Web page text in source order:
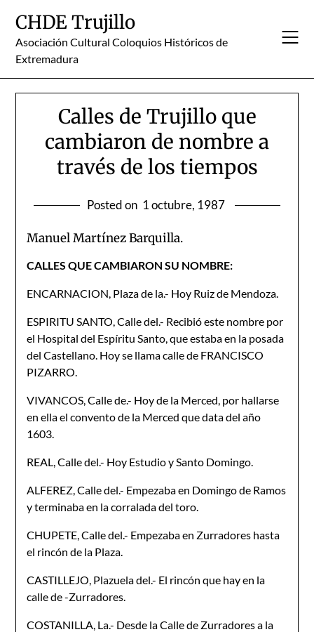
content
CHDE Trujillo
Asociación Cultural Coloquios Históricos de
Extremadura
Calles de Trujillo que
cambiaron de nombre a
través de los tiempos
Posted on 1 octubre, 1987
Manuel Martínez Barquilla.
CALLES QUE CAMBIARON SU NOMBRE:
ENCARNACION, Plaza de la.- Hoy Ruiz de Mendoza.
ESPIRITU SANTO, Calle del.- Recibió este nombre por
el Hospital del Espíritu Santo, que estaba en la posada
del Castellano. Hoy se llama calle de FRANCISCO
PIZARRO.
VIVANCOS, Calle de.- Hoy de la Merced, por hallarse
en ella el convento de la Merced que data del año
1603.
REAL, Calle del.- Hoy Estudio y Santo Domingo.
ALFEREZ, Calle del.- Empezaba en Domingo de Ramos
y terminaba en la corralada del toro.
CHUPETE, Calle del.- Empezaba en Zurradores hasta
el rincón de la Plaza.
CASTILLEJO, Plazuela del.- El rincón que hay en la
calle de -Zurradores.
COSTANILLA, La.- Desde la Calle de Zurradores a la